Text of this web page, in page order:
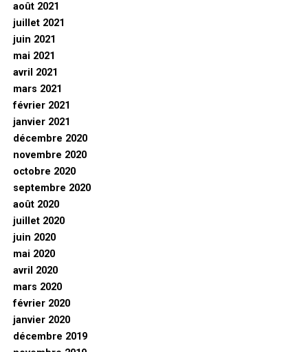
août 2021
juillet 2021
juin 2021
mai 2021
avril 2021
mars 2021
février 2021
janvier 2021
décembre 2020
novembre 2020
octobre 2020
septembre 2020
août 2020
juillet 2020
juin 2020
mai 2020
avril 2020
mars 2020
février 2020
janvier 2020
décembre 2019